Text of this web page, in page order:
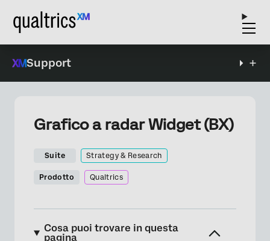
Support
Grafico a radar Widget (BX)
Suite Strategy & Research
Prodotto Qualtrics
Cosa puoi trovare in questa
pagina